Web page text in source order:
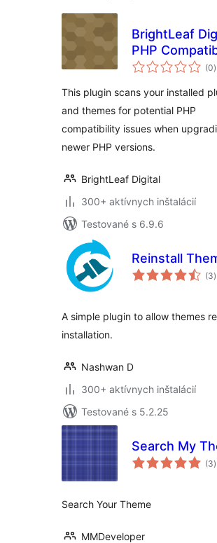
BrightLeaf
PHP
Scanner
(0)
This plugin scans your installed
and themes for potential PHP
compatibility issues when
newer PHP versions.
BrightLeaf Digital
300+ aktívnych inštalácií
Testované s 6.9.6
Reinstall
(3)
A simple plugin to allow themes
installation.
Nashwan D
300+ aktívnych inštalácií
Testované s 5.2.25
Search My
(3)
Search Your Theme
MMDeveloper